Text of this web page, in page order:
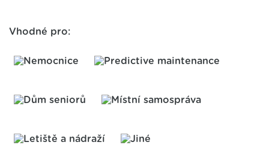
Vhodné pro: